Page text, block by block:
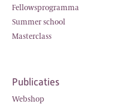
Fellowsprogramma
Summer school
Masterclass
Publicaties
Webshop